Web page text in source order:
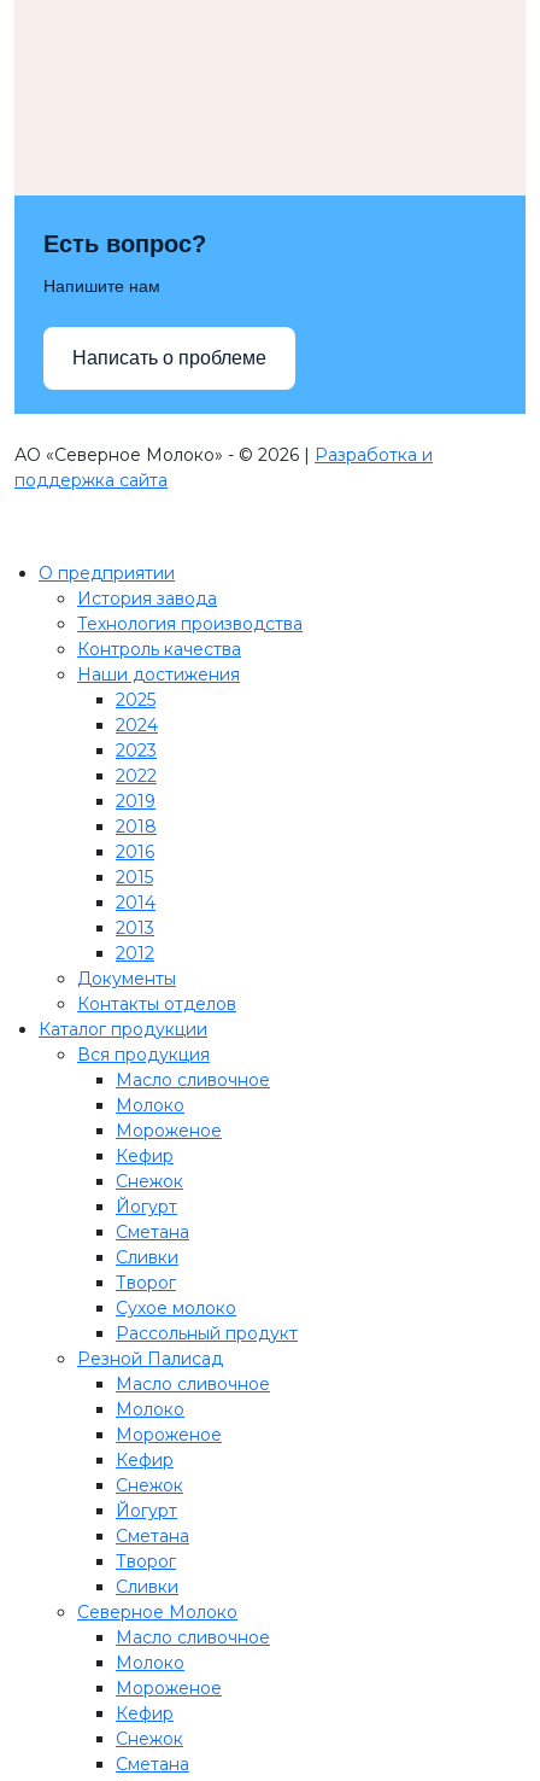
Есть вопрос?
Напишите нам
Написать о проблеме
АО «Северное Молоко» - © 2026 | Разработка и
поддержка сайта
О предприятии
История завода
Технология производства
Контроль качества
Наши достижения
2025
2024
2023
2022
2019
2018
2016
2015
2014
2013
2012
Документы
Контакты отделов
Каталог продукции
Вся продукция
Масло сливочное
Молоко
Мороженое
Кефир
Снежок
Йогурт
Сметана
Сливки
Творог
Сухое молоко
Рассольный продукт
Резной Палисад
Масло сливочное
Молоко
Мороженое
Кефир
Снежок
Йогурт
Сметана
Творог
Сливки
Северное Молоко
Масло сливочное
Молоко
Мороженое
Кефир
Снежок
Сметана